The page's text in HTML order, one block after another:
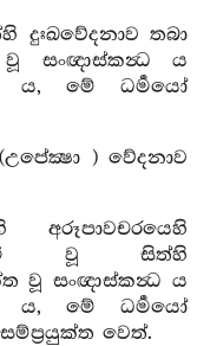
දුඃඛවේදනාව තබා
වූ සංඥාස්කන්‍ධ ය
ය, මේ ධර්‍මයෝ
) වේදනාව
අරූපාවචරයෙහි
වූ සිත්හි
වූ සංඥාස්කන්‍ධ ය
ය, මේ ධර්‍මයෝ
වෙත්.